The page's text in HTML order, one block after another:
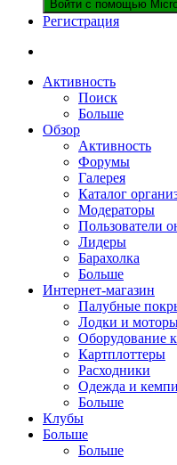
Войти с помощью
Регистрация
Активность
Поиск
Больше
Обзор
Активность
Форумы
Галерея
Каталог
Модераторы
Пользователи
Лидеры
Барахолка
Больше
Интернет-магазин
Палубные
Лодки и
Оборудование
Картплоттеры
Расходники
Одежда и
Больше
Клубы
Больше
Больше